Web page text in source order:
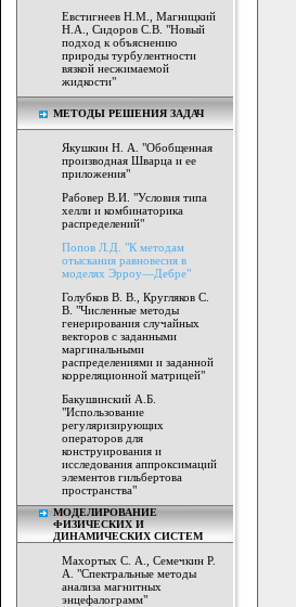
Евстигнеев Н.М., Магницкий
Н.А., Сидоров С.В. "Новый
подход к объяснению
природы турбулентности
вязкой несжимаемой
жидкости"
МЕТОДЫ РЕШЕНИЯ ЗАДАЧ
Якушкин Н. А. "Обобщенная
производная Шварца и ее
приложения"
Рабовер В.И. "Условия типа
хелли и комбинаторика
распределений"
Попов Л.Д. "К методам
отыскания равновесия в
моделях Эрроу—Дебре"
Голубков В. В., Кругляков С.
В. "Численные методы
генерирования случайных
векторов с заданными
маргинальными
распределениями и заданной
корреляционной матрицей"
Бакушинский А.Б.
"Использование
регуляризирующих
операторов для
конструирования и
исследования аппроксимаций
элементов гильбертова
пространства"
МОДЕЛИРОВАНИЕ
ФИЗИЧЕСКИХ И
ДИНАМИЧЕСКИХ СИСТЕМ
Махортых С. А., Семечкин Р.
А. "Спектральные методы
анализа магнитных
энцефалограмм"